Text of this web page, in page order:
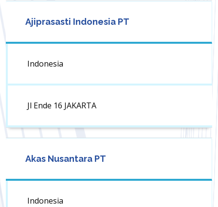
Ajiprasasti Indonesia PT
Indonesia
Jl Ende 16 JAKARTA
Akas Nusantara PT
Indonesia